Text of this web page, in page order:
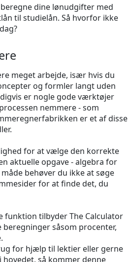
dine lønudgifter med
til studielån. Så hvorfor ikke
meget arbejde, især hvis du
og formler langt uden
er nogle gode værktøjer
nemmere - som
er et af disse
for at vælge den korrekte
aktuelle opgave - algebra for
behøver du ikke at søge
for at finde det, du
funktion tilbyder The Calculator
såsom procenter,
for hjælp til lektier eller gerne
så kommer denne